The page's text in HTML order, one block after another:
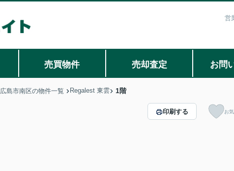
営
売買物件 売却査定 お問
広島市南区の物件一覧 Regalest 東雲 1階
印刷する お